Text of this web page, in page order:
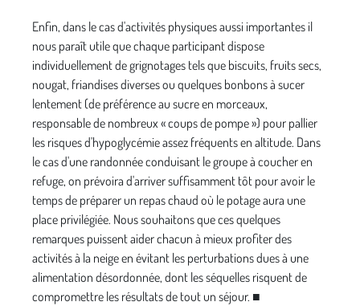
Enfin, dans le cas d'activités physiques aussi importantes il
nous paraît utile que chaque participant dispose
individuellement de grignotages tels que biscuits, fruits secs,
nougat, friandises diverses ou quelques bonbons à sucer
lentement (de préférence au sucre en morceaux,
responsable de nombreux « coups de pompe ») pour pallier
les risques d'hypoglycémie assez fréquents en altitude. Dans
le cas d'une randonnée conduisant le groupe à coucher en
refuge, on prévoira d'arriver suffisamment tôt pour avoir le
temps de préparer un repas chaud où le potage aura une
place privilégiée. Nous souhaitons que ces quelques
remarques puissent aider chacun à mieux profiter des
activités à la neige en évitant les perturbations dues à une
alimentation désordonnée, dont les séquelles risquent de
compromettre les résultats de tout un séjour. ■